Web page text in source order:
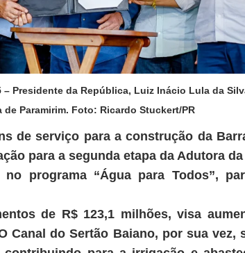
Luiz Inácio Lula da Silva, em
de Paramirim. Foto: Ricardo Stuckert/PR
de serviço para a construção da
para a segunda etapa da Adutora
programa “Água para Todos”,
de R$ 123,1 milhões, visa
Canal do Sertão Baiano, por sua vez,